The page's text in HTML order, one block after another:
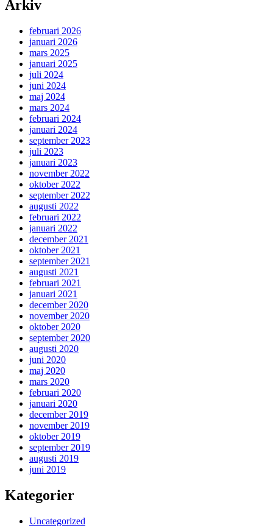
Arkiv
februari 2026
januari 2026
mars 2025
januari 2025
juli 2024
juni 2024
maj 2024
mars 2024
februari 2024
januari 2024
september 2023
juli 2023
januari 2023
november 2022
oktober 2022
september 2022
augusti 2022
februari 2022
januari 2022
december 2021
oktober 2021
september 2021
augusti 2021
februari 2021
januari 2021
december 2020
november 2020
oktober 2020
september 2020
augusti 2020
juni 2020
maj 2020
mars 2020
februari 2020
januari 2020
december 2019
november 2019
oktober 2019
september 2019
augusti 2019
juni 2019
Kategorier
Uncategorized